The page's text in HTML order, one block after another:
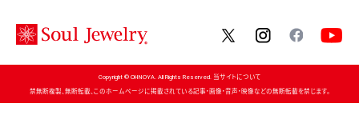
twitterinstagram
Copyright © OHNOYA. All Rights Reserved. 当サイトについて
禁無断複製、無断転載、このホームページに掲載されている記事・画像・音声・映像などの無断転載を禁じます。